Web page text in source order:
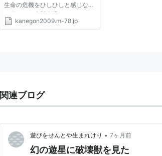
生命の危機をひしひしと感じなが
ら日々を一生懸命過ごしていま
す。そこで、「どうせならば自分
kanegon2009.m-78.jp
関連ブログ
遊びをせんとや生まれけり • 7ヶ月前
幻の遊星に破壊獣を見た